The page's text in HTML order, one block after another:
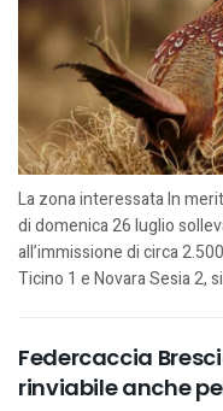
La zona interessata In
di domenica 26 luglio
all’immissione di circa
Ticino 1 e Novara Sesia 2,
Federcaccia
rinviabile anche